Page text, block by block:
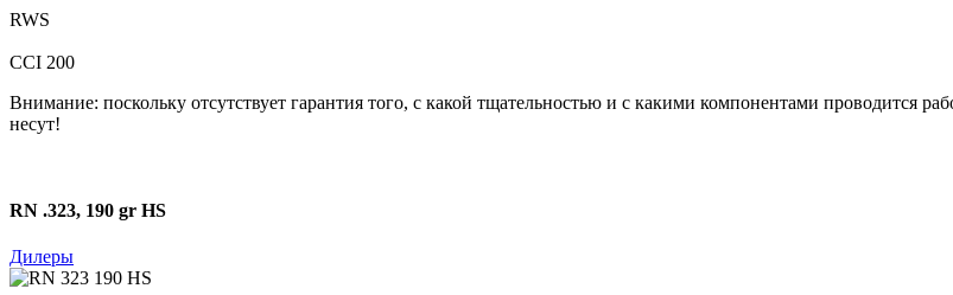
RWS
CCI 200
Внимание: поскольку отсутствует гарантия того, с какой тщательностью и с какими компонентами проводится
несут!
RN .323, 190 gr HS
Дилеры